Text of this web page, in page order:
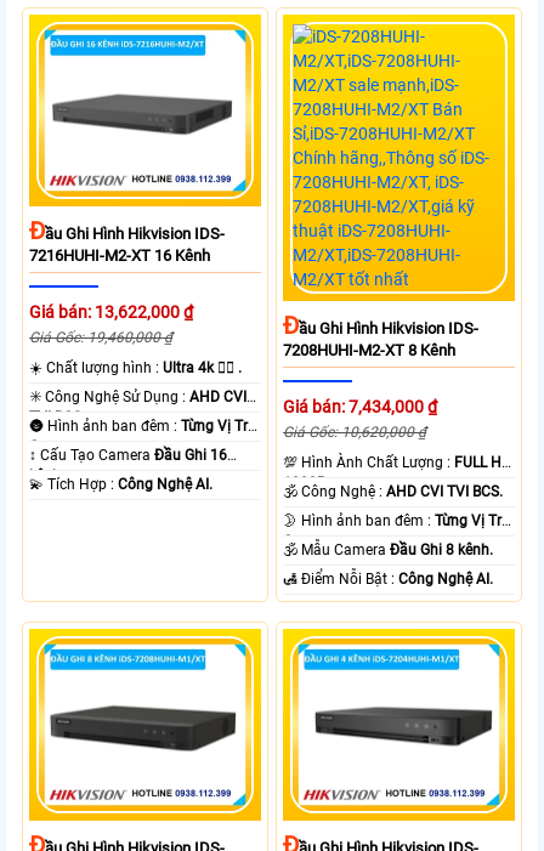
ĐẦu Ghi Hình Hikvision IDS-
7216HUHI-M2-XT 16 Kênh
Giá bán: 13,622,000 ₫
Giá Gốc: 19,460,000 ₫
☀️ Chất lượng hình :Ultra 4k 👍🏾 .
✳️ Công Nghệ Sử Dụng :AHD CVI
TVI BCS.
🌚 Hình ảnh ban đêm :Từng Vị Trí
Camera .
↕️ Cấu Tạo CameraĐầu Ghi 16
kênh.
️💫 Tích Hợp :Công Nghệ AI.
ĐẦu Ghi Hình Hikvision IDS-
7208HUHI-M2-XT 8 Kênh
Giá bán: 7,434,000 ₫
Giá Gốc: 10,620,000 ₫
💯 Hình Ành Chất Lượng : FULL HD
1080P .
🕉️ Công Nghệ :AHD CVI TVI BCS.
🌛 Hình ảnh ban đêm :Từng Vị Trí
Camera .
🕉️ Mẫu CameraĐầu Ghi 8 kênh.
️🛃 Điểm Nỗi Bật :Công Nghệ AI.